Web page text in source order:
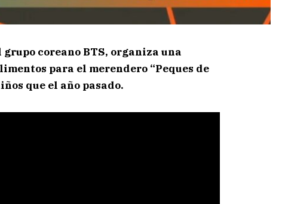
coreano BTS, organiza una
para el merendero “Peques de
que el año pasado.